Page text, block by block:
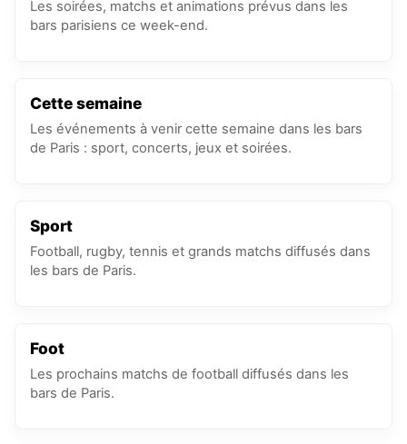
Les soirées, matchs et animations prévus dans les
bars parisiens ce week-end.
Cette semaine
Les événements à venir cette semaine dans les bars
de Paris : sport, concerts, jeux et soirées.
Sport
Football, rugby, tennis et grands matchs diffusés dans
les bars de Paris.
Foot
Les prochains matchs de football diffusés dans les
bars de Paris.